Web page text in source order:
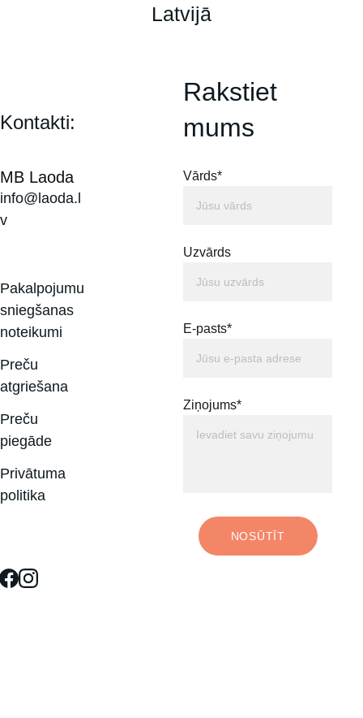
Rakstiet
mums
Vārds*
Uzvārds
E-pasts*
Ziņojums*
NOSŪTĪT
MB Laoda
Kontakti:
info@laoda.l
v
Pakalpojumu
sniegšanas
noteikumi
Preču
atgriešana
Preču
piegāde
Privātuma
politika
Latvijā